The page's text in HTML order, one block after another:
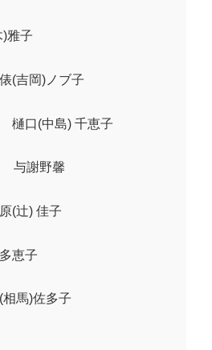
雅子
(吉岡)ノブ子
樋口(中島) 千恵子
与謝野馨
(辻) 佳子
恵子
馬)佐多子